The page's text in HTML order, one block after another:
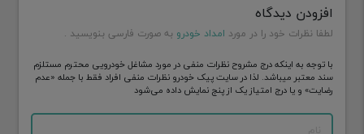
افزودن دیدگاه
لطفا نظرات خود را در مورد امداد خودرو به صورت فارسی بنویسید .
با توجه به اینکه درج مشروح نظرات منفی در مورد مشاغل خودرویی محترم مستلزم
سند معتبر میباشد. لذا در سایت پیک خودرو نظرات منفی افراد فقط با جمله «عدم
رضایت» و یا درج امتیاز یک از پنج نمایش داده می‌شود